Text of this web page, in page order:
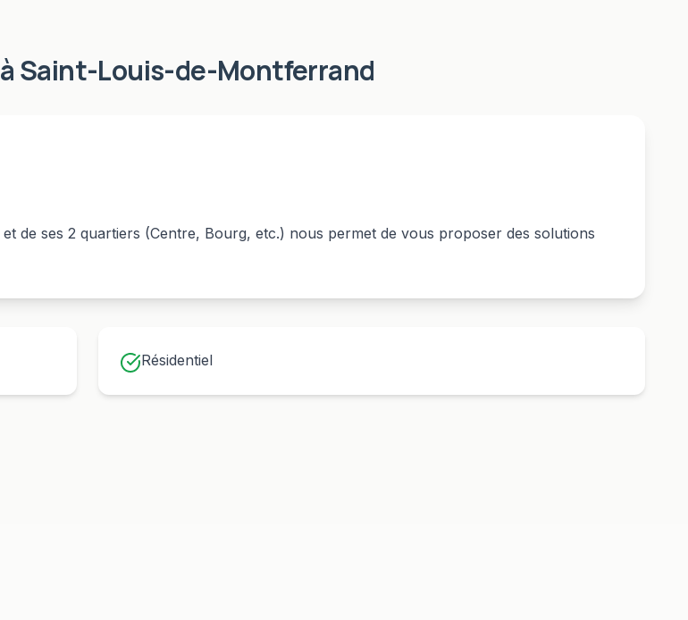
àSaint-Louis-de-Montferrand
et de ses 2 quartiers (Centre, Bourg, etc.) nous permet de vous proposer des solutions
Résidentiel